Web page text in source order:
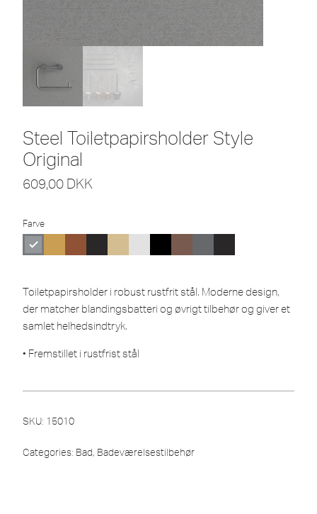
Steel Toiletpapirsholder Style
Original
609,00 DKK
Farve
Toiletpapirsholder i robust rustfrit stål. Moderne design,
der matcher blandingsbatteri og øvrigt tilbehør og giver et
samlet helhedsindtryk.
• Fremstillet i rustfrist stål
SKU: 15010
Categories: Bad, Badeværelsestilbehør